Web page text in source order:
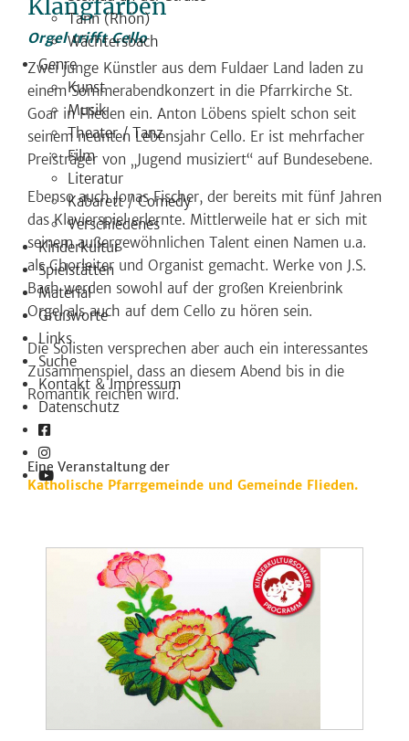
Tann (Rhön)
Wächtersbach
Genre
Kunst
Musik
Theater / Tanz
Film
Literatur
Kabarett / Comedy
Verschiedenes
Kinderkultur
Spielstätten
Material
Grußworte
Links
Suche
Kontakt & Impressum
Datenschutz
Klangfarben
Orgel trifft Cello
Zwei junge Künstler aus dem Fuldaer Land laden zu
einem Sommerabendkonzert in die Pfarrkirche St.
Goar in Flieden ein. Anton Löbens spielt schon seit
seinem neunten Lebensjahr Cello. Er ist mehrfacher
Preisträger von „Jugend musiziert“ auf Bundesebene.
Ebenso auch Jonas Fischer, der bereits mit fünf Jahren
das Klavierspiel erlernte. Mittlerweile hat er sich mit
seinem außergewöhnlichen Talent einen Namen u.a.
als Chorleiter und Organist gemacht. Werke von J.S.
Bach werden sowohl auf der großen Kreienbrink
Orgel als auch auf dem Cello zu hören sein.
Die Solisten versprechen aber auch ein interessantes
Zusammenspiel, dass an diesem Abend bis in die
Romantik reichen wird.
Eine Veranstaltung der
Katholische Pfarrgemeinde und Gemeinde Flieden.